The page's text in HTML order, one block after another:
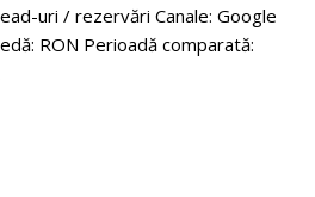
uri / rezervări Canale: Google
RON Perioadă comparată: